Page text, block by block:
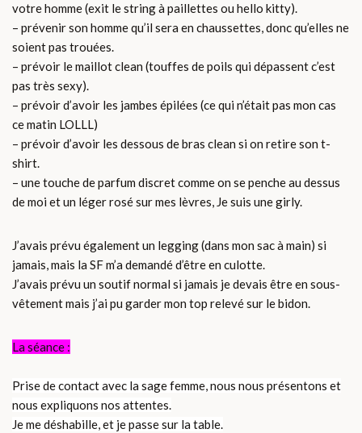
votre homme (exit le string à paillettes ou hello kitty).
– prévenir son homme qu’il sera en chaussettes, donc qu’elles ne
soient pas trouées.
– prévoir le maillot clean (touffes de poils qui dépassent c’est
pas très sexy).
– prévoir d’avoir les jambes épilées (ce qui n’était pas mon cas
ce matin LOLLL)
– prévoir d’avoir les dessous de bras clean si on retire son t-
shirt.
– une touche de parfum discret comme on se penche au dessus
de moi et un léger rosé sur mes lèvres, Je suis une girly.
J’avais prévu également un legging (dans mon sac à main) si
jamais, mais la SF m’a demandé d’être en culotte.
J’avais prévu un soutif normal si jamais je devais être en sous-
vêtement mais j’ai pu garder mon top relevé sur le bidon.
La séance :
Prise de contact avec la sage femme, nous nous présentons et
nous expliquons nos attentes.
Je me déshabille, et je passe sur la table.